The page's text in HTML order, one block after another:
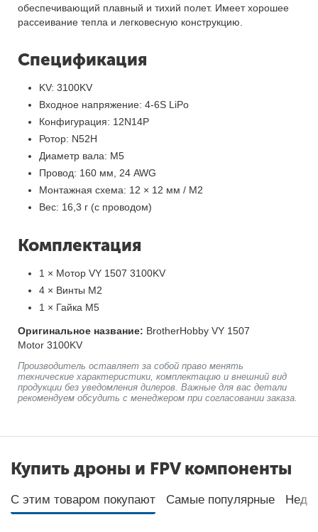
обеспечивающий плавный и тихий полет. Имеет хорошее
рассеивание тепла и легковесную конструкцию.
Спецификация
KV: 3100KV
Входное напряжение: 4-6S LiPo
Конфигурация: 12N14P
Ротор: N52H
Диаметр вала: М5
Провод: 160 мм, 24 AWG
Монтажная схема: 12 × 12 мм / M2
Вес: 16,3 г (с проводом)
Комплектация
1 × Мотор VY 1507 3100KV
4 × Винты М2
1 × Гайка М5
Оригинальное название: BrotherHobby VY 1507
Motor 3100KV
Производитель оставляет за собой право менять
технические характеристики, комплектацию и внешний вид
продукции без уведомления дилеров. Важные для вас детали
рекомендуем обсудить с менеджером при согласовании заказа.
Купить дроны и FPV компоненты
С этим товаром покупают Самые популярные